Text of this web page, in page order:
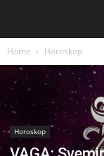
Home Horoskop
Horoskop